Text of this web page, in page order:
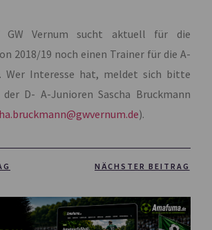
GW Vernum sucht aktuell für die
2018/19 noch einen Trainer für die A-
Wer Interesse hat, meldet sich bitte
D- A-Junioren Sascha Bruckmann
).
NÄCHSTER BEITRAG